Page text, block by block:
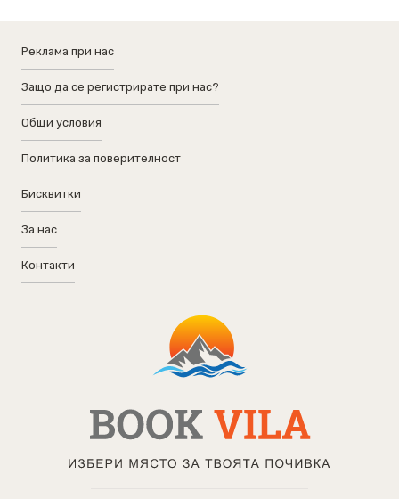
Реклама при нас
Защо да се регистрирате при нас?
Общи условия
Политика за поверителност
Бисквитки
За нас
Контакти